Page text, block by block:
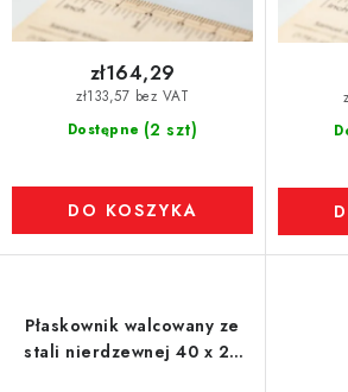
Dostępne (2 szt)
zł133,57 bez VAT
zł164,29
DO KOSZYKA
Płaskownik walcowany ze
stali nierdzewnej 40 x 20